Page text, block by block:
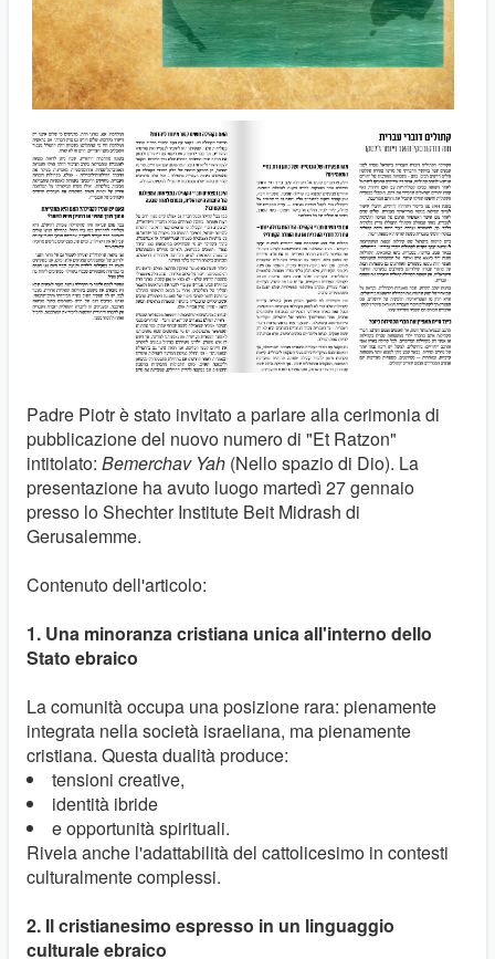
Padre Piotr è stato invitato a parlare alla cerimonia di
pubblicazione del nuovo numero di "Et Ratzon"
intitolato: Bemerchav Yah (Nello spazio di Dio). La
presentazione ha avuto luogo martedì 27 gennaio
presso lo Shechter Institute Beit Midrash di
Gerusalemme.
Contenuto dell'articolo:
1. Una minoranza cristiana unica all'interno dello
Stato ebraico
La comunità occupa una posizione rara: pienamente
integrata nella società israeliana, ma pienamente
cristiana. Questa dualità produce:
tensioni creative,
identità ibride
e opportunità spirituali.
Rivela anche l'adattabilità del cattolicesimo in contesti
culturalmente complessi.
2. Il cristianesimo espresso in un linguaggio
culturale ebraico